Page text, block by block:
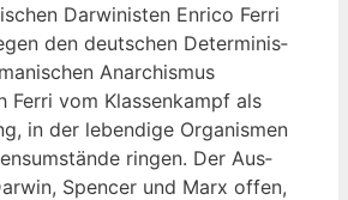
Dar­wi­nis­ten Enri­co Fer­ri
den deut­schen Deter­mi­nis­
Anar­chis­mus
Fer­ri vom Klas­sen­kampf als
in der leben­di­ge Orga­nis­men
rin­gen. Der Aus­
Spen­cer und Marx offen,